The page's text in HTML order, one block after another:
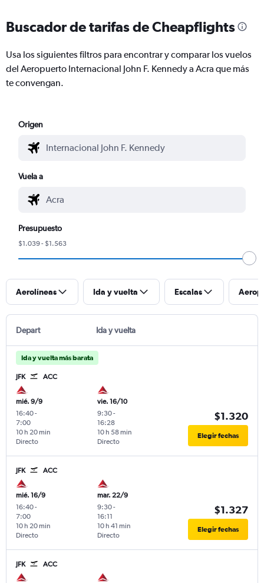
Buscador de tarifas de Cheapflights
Usa los siguientes filtros para encontrar y comparar los vuelos
del Aeropuerto Internacional John F. Kennedy a Acra que más
te convengan.
Origen
Vuela a
Presupuesto
$1.039 - $1.563
Aerolíneas Ida y vuelta Escalas
Depart Ida y vuelta
Ida y vuelta más barata
JFK ACC
mié. 9/9
16:40-
7:00
Directo
10 h 20 min
vie. 16/10
9:30-
16:28
Directo
10 h 58 min
$1.320
Elegir fechas
JFK ACC
mié. 16/9
16:40-
7:00
Directo
10 h 20 min
mar. 22/9
9:30-
16:11
Directo
10 h 41 min
$1.327
Elegir fechas
JFK ACC